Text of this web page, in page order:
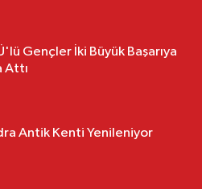
Gençler İki Büyük Başarıya
Attı
Antik Kenti Yenileniyor